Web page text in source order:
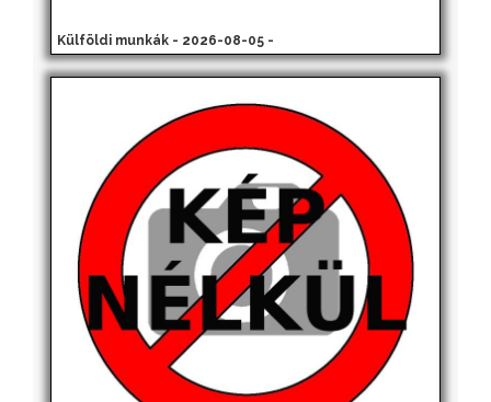
Külföldi munkák - 2026-08-05 -